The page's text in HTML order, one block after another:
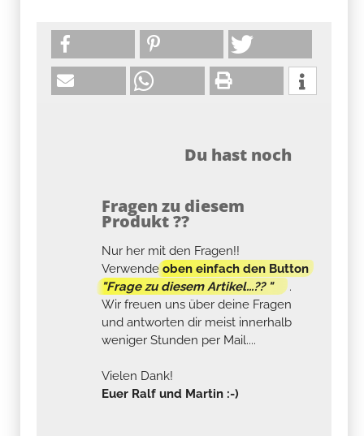
Du hast noch
Fragen zu diesem
Produkt ??
Nur her mit den Fragen!!
Verwendeoben einfach den Button
"Frage zu diesem Artikel...?? "
.
Wir freuen uns über deine Fragen
und antworten dir meist innerhalb
weniger Stunden per Mail....
Vielen Dank!
Euer Ralf und Martin :-)